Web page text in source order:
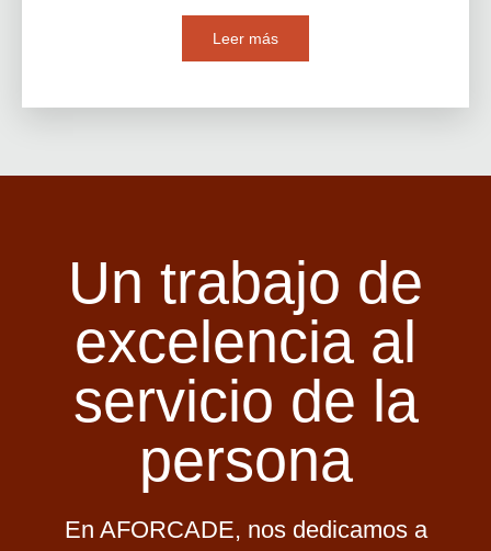
Leer más
Un trabajo de
excelencia al
servicio de la
persona
En AFORCADE, nos dedicamos a